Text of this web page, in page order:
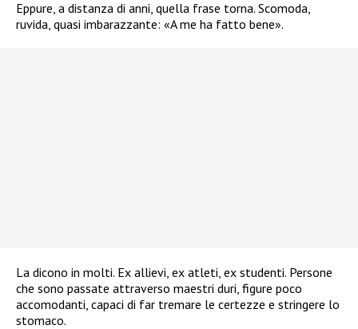
Eppure, a distanza di anni, quella frase torna. Scomoda,
ruvida, quasi imbarazzante: «A me ha fatto bene».
La dicono in molti. Ex allievi, ex atleti, ex studenti. Persone
che sono passate attraverso maestri duri, figure poco
accomodanti, capaci di far tremare le certezze e stringere lo
stomaco.